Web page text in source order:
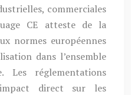
commerciales
CE atteste de la
normes européennes
dans l’ensemble
Les réglementations
direct sur les